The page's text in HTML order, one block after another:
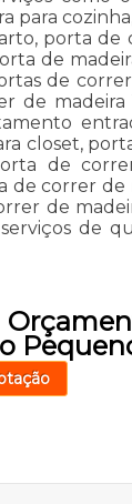
para
porta de
de
de
de
closet,
de
de correr
de
de